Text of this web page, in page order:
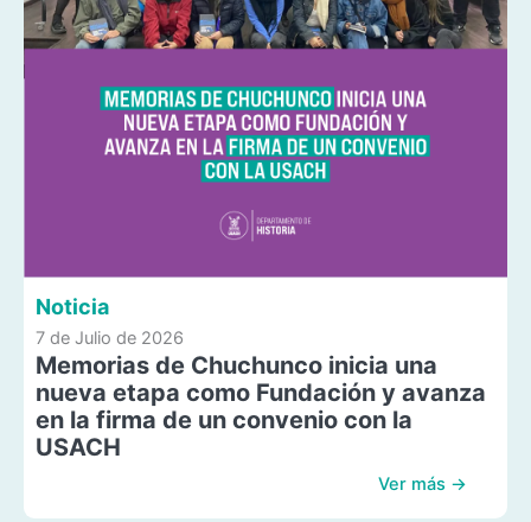
Noticia
7 de Julio de 2026
Memorias de Chuchunco inicia una
nueva etapa como Fundación y avanza
en la firma de un convenio con la
USACH
Ver más →